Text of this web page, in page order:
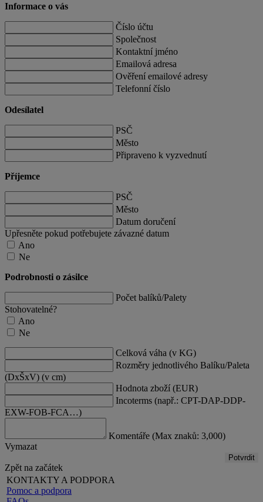
Informace o vás
Číslo účtu
Společnost
Kontaktní jméno
Emailová adresa
Ověření emailové adresy
Telefonní číslo
Odesílatel
PSČ
Město
Připraveno k vyzvednutí
Příjemce
PSČ
Město
Datum doručení
Upřesněte pokud potřebujete závazné datum
Ano
Ne
Podrobnosti o zásilce
Počet balíků/Palety
Stohovatelné?
Ano
Ne
Celková váha (v KG)
Rozměry jednotlivého Balíku/Paleta
(DxŠxV) (v cm)
Hodnota zboží (EUR)
Incoterms (např.: CPT-DAP-DDP-
EXW-FOB-FCA…)
Komentáře (Max znaků: 3,000)
Vymazat
Potvrdit
Zpět na začátek
KONTAKTY A PODPORA
Pomoc a podpora